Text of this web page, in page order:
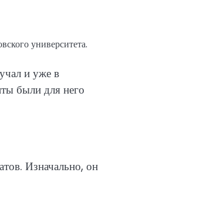
университета.
и уже в
были для него
Изначально, он